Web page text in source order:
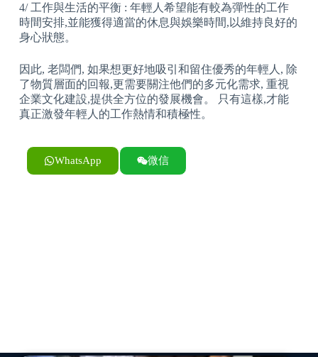
4/ 工作與生活的平衡 : 年輕人希望能有較為彈性的工作
時間安排,並能獲得適當的休息與娛樂時間,以維持良好的
身心狀態。
因此, 老闆們, 如果想更好地吸引和留住優秀的年輕人, 除
了物質層面的回報,更需要關注他們的多元化需求, 重視
企業文化建設,提供全方位的發展機會。 只有這樣,才能
真正激發年輕人的工作熱情和積極性。
WhatsApp 微信